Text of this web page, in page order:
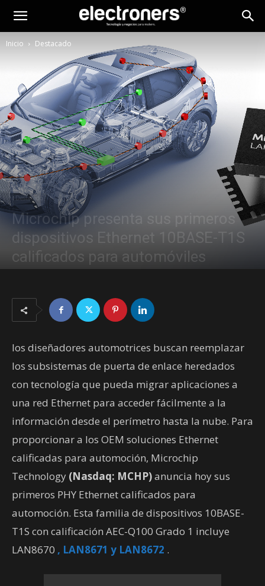
Inicio Destacado
Destacado
Microchip presenta sus primeros
dispositivos Ethernet 10BASE-T1S
calificados para automóviles
los diseñadores automotrices buscan reemplazar
los subsistemas de puerta de enlace heredados
con tecnología que pueda migrar aplicaciones a
una red Ethernet para acceder fácilmente a la
información desde el perímetro hasta la nube. Para
proporcionar a los OEM soluciones Ethernet
calificadas para automoción, Microchip
Technology (Nasdaq: MCHP)anuncia hoy sus
primeros PHY Ethernet calificados para
automoción. Esta familia de dispositivos 10BASE-
T1S con calificación AEC-Q100 Grado 1 incluye
LAN8670 , LAN8671 y LAN8672 .